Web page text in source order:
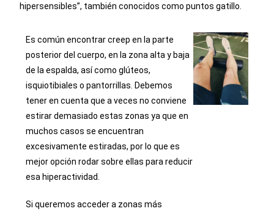
hipersensibles”, también conocidos como puntos gatillo.
Es común encontrar creep en la parte
posterior del cuerpo, en la zona alta y baja
de la espalda, así como glúteos,
isquiotibiales o pantorrillas. Debemos
tener en cuenta que a veces no conviene
estirar demasiado estas zonas ya que en
muchos casos se encuentran
excesivamente estiradas, por lo que es
mejor opción rodar sobre ellas para reducir
esa hiperactividad.
Si queremos acceder a zonas más